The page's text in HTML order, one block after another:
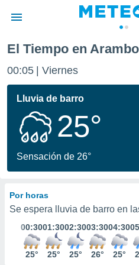
de
por
se
calidad.
a este
las
y
forma
digital
basada
El Tiempo en
00:05 Viernes
Lluvia de barro
25°
Sensación de 26°
Por horas
Se espera lluvia de barro en
00:30
25°
01:30
25°
02:30
25°
03:30
26°
04:30
25°